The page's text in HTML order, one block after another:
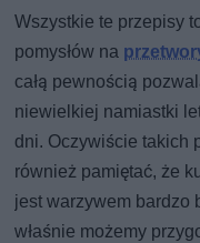
Wszystkie te przepisy
pomysłów na
całą pewnością
niewielkiej namiastki
dni. Oczywiście takich
również pamiętać, że
jest warzywem bardzo
właśnie możemy